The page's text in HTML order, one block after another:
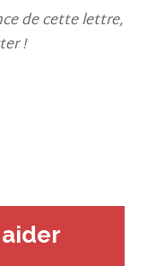
de cette lettre,
!